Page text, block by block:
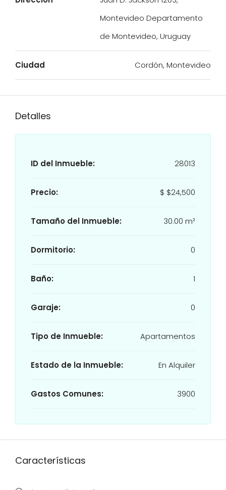
Montevideo Departamento
de Montevideo, Uruguay
Ciudad Cordón, Montevideo
Detalles
ID del Inmueble: 28013
Precio: $ $24,500
Tamaño del Inmueble: 30.00 m²
Dormitorio: 0
Baño: 1
Garaje: 0
Tipo de Inmueble: Apartamentos
Estado de la Inmueble: En Alquiler
Gastos Comunes: 3900
Características